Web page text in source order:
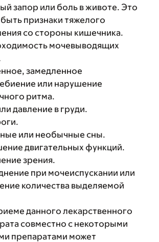
запор или боль в животе. Это
признаки тяжелого
со стороны кишечника.
мочевыводящих
замедленное
или нарушение
ритма.
давление в груди.
или необычные сны.
двигательных функций.
зрения.
при мочеиспускании или
количества выделяемой
данного лекарственного
совместно с некоторыми
препаратами может